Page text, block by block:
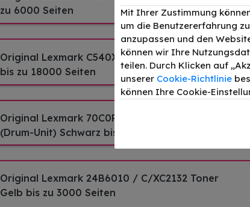
zu 6000 Seiten
Original Lexmark C540X75G Resttonerbehälter
bis zu 18000 Seiten
Original Lexmark 70C0P00 / 700P Bildtrommel
(Drum-Unit) Schwarz bis zu 40000 Seiten
Original Lexmark 24B6010 / C/XC2132 Toner
Gelb bis zu 3000 Seiten
Mit Ihrer Zustimmung
um die Benutzererfahrung
anzupassen und den
können wir Ihre
teilen. Durch Klicken auf
unserer Cookie-Richtlinie
können Ihre Cookie-